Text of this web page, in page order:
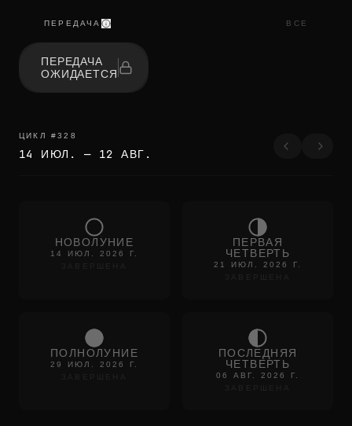
ПЕРЕДАЧА ВСЕ
ПЕРЕДАЧА
ОЖИДАЕТСЯ
ЦИКЛ #328
14 ИЮЛ. — 12 АВГ.
НОВОЛУНИЕ
14 ИЮЛ. 2026 Г.
ПЕРВАЯ
ЧЕТВЕРТЬ
21 ИЮЛ. 2026 Г.
ПОЛНОЛУНИЕ
29 ИЮЛ. 2026 Г.
ПОСЛЕДНЯЯ
ЧЕТВЕРТЬ
06 АВГ. 2026 Г.